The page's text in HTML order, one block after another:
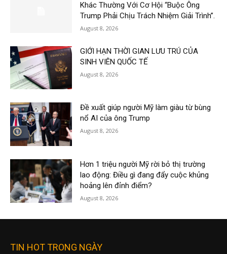
Khác Thường Với Cơ Hội “Buộc Ông
Trump Phải Chịu Trách Nhiệm Giải Trình”.
August 8, 2026
GIỚI HẠN THỜI GIAN LƯU TRÚ CỦA
SINH VIÊN QUỐC TẾ
August 8, 2026
Đề xuất giúp người Mỹ làm giàu từ bùng
nổ AI của ông Trump
August 8, 2026
Hơn 1 triệu người Mỹ rời bỏ thị trường
lao động: Điều gì đang đẩy cuộc khủng
hoảng lên đỉnh điểm?
August 8, 2026
TIN HOT TRONG NGÀY